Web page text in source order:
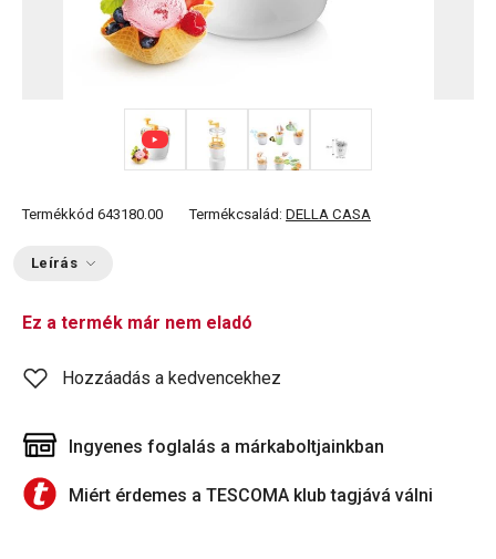
Termékkód 643180.00 Termékcsalád: DELLA CASA
Leírás
Ez a termék már nem eladó
Hozzáadás a kedvencekhez
Ingyenes foglalás a márkaboltjainkban
Miért érdemes a TESCOMA klub tagjává válni